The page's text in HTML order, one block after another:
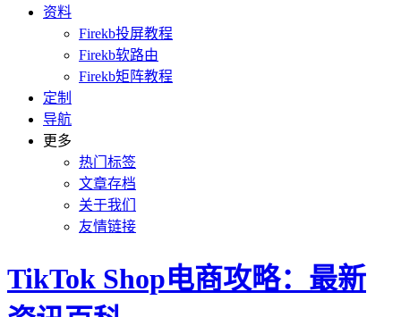
资料
Firekb投屏教程
Firekb软路由
Firekb矩阵教程
定制
导航
更多
热门标签
文章存档
关于我们
友情链接
TikTok Shop电商攻略：最新